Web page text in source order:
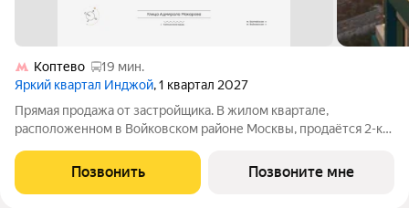
Коптево
19 мин.
Яркий квартал Инджой, 1 квартал 2027
Прямая продажа от застройщика. В жилом квартале,
расположенном в Войковском районе Москвы, продаётся 2-к
расположена на 28 этаже 32-этажного дома, корпус 1, в жилом
квартале бизнес-класса Инджой. Инджой
Позвонить Позвоните мне